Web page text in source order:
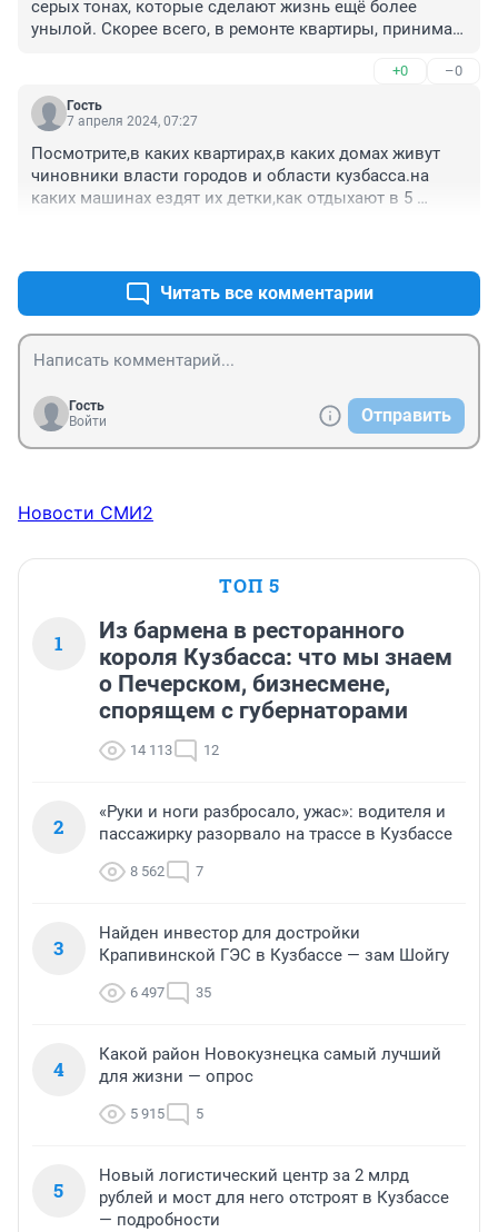
серых тонах, которые сделают жизнь ещё более
унылой. Скорее всего, в ремонте квартиры, принимал
подборе цветовой гаммы, либо из деревни, где люди
не придерживаются никаких подборов, а просто
живут по принципу - было бы только чисто.
+0 –0
Гость
7 апреля 2024, 07:27
Посмотрите,в каких квартирах,в каких домах живут
чиновники власти городов и области кузбасса.на
каких машинах ездят их детки,как отдыхают в 5
лекарства.народ не верит в улучшение жизни,которое
"поет" нам цивилев не один год.
Читать все комментарии
Гость
Войти
Отправить
Новости СМИ2
ТОП 5
1
Из бармена в ресторанного
короля Кузбасса: что мы знаем
о Печерском, бизнесмене,
спорящем с губернаторами
14 113 12
2
«Руки и ноги разбросало, ужас»: водителя и
пассажирку разорвало на трассе в Кузбассе
8 562 7
3
Найден инвестор для достройки
Крапивинской ГЭС в Кузбассе — зам Шойгу
6 497 35
4
Какой район Новокузнецка самый лучший
для жизни — опрос
5 915 5
5
Новый логистический центр за 2 млрд
рублей и мост для него отстроят в Кузбассе
— подробности